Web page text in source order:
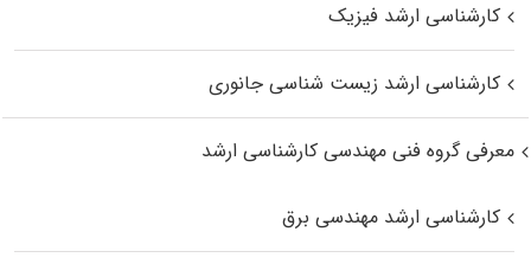
کارشناسی ارشد فیزیک
کارشناسی ارشد زیست‌ شناسی جانوری
معرفی گروه فنی مهندسی کارشناسی ارشد
کارشناسی ارشد مهندسی برق